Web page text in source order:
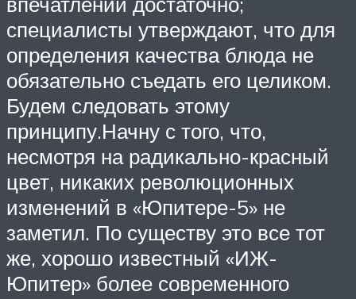
специалисты утверждают, что для
определения качества блюда не
обязательно съедать его целиком.
Будем следовать этому
принципу.Начну с того, что,
несмотря на радикально-красный
цвет, никаких революционных
изменений в «Юпитере-5» не
заметил. По существу это все тот
же, хорошо известный «ИЖ-
Юпитер» более современного